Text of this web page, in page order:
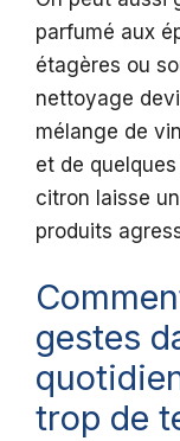
parfumé aux
étagères ou
nettoyage
mélange de
et de
citron laisse
produits
gestes
trop de